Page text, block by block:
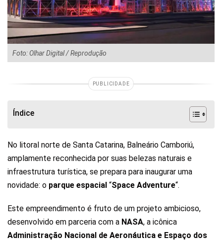
Foto: Olhar Digital / Reprodução
PUBLICIDADE
Índice
No litoral norte de Santa Catarina, Balneário Camboriú,
amplamente reconhecida por suas belezas naturais e
infraestrutura turística, se prepara para inaugurar uma
novidade: o parque espacial “Space Adventure“.
Este empreendimento é fruto de um projeto ambicioso,
desenvolvido em parceria com a NASA, a icônica
Administração Nacional de Aeronáutica e Espaço dos